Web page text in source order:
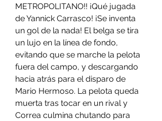
METROPOLITANO!! ¡Qué jugada
de Yannick Carrasco! ¡Se inventa
un gol de la nada! El belga se tira
un lujo en la línea de fondo,
evitando que se marche la pelota
fuera del campo, y descargando
hacia atrás para el disparo de
Mario Hermoso. La pelota queda
muerta tras tocar en un rival y
Correa culmina chutando para